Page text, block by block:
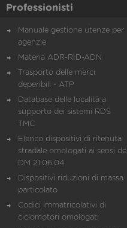
Professionisti
Manuale gestione utenze per
agenzie
Materia ADR-RID-ADN
Trasporto delle merci
deperibili - ATP
Database delle località a
supporto dei sistemi RDS
TMC
Elenco dispositivi di ritenuta
stradale omologati ai sensi del
DM 21.06.04
Dispositivi riduzioni di massa
particolato
Codici immatricolativi di
ciclomotori omologati